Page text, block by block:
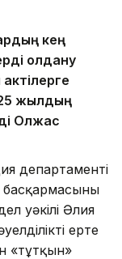
кең
қолдану
актілерге
жылдың
Олжас
департаменті
уәкілі Әлия
ерте
«тұтқын»